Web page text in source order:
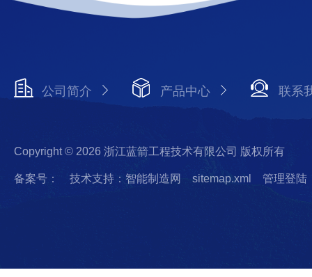
公司简介 产品中心 联系
Copyright © 2026 浙江蓝箭工程技术有限公司 版权所有
备案号： 技术支持：智能制造网 sitemap.xml 管理登陆